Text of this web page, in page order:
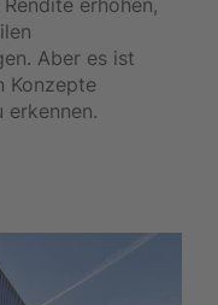
Aber es ist
Konzepte
erkennen.